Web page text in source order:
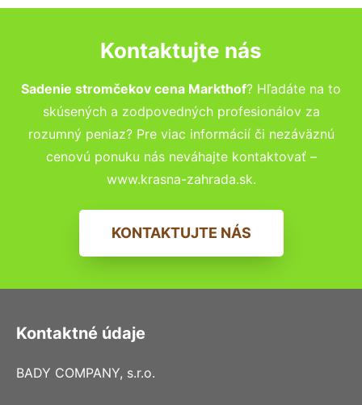
Kontaktujte nás
Sadenie stromčekov cena Markthof? Hľadáte na to
skúsených a zodpovedných profesionálov za
rozumný peniaz? Pre viac informácií či nezáväznú
cenovú ponuku nás neváhajte kontaktovať –
www.krasna-zahrada.sk.
KONTAKTUJTE NÁS
Kontaktné údaje
BADY COMPANY, s.r.o.